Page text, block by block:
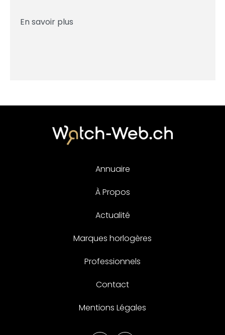
En savoir plus
Annuaire
À Propos
Actualité
Marques horlogères
Professionnels
Contact
Mentions Légales